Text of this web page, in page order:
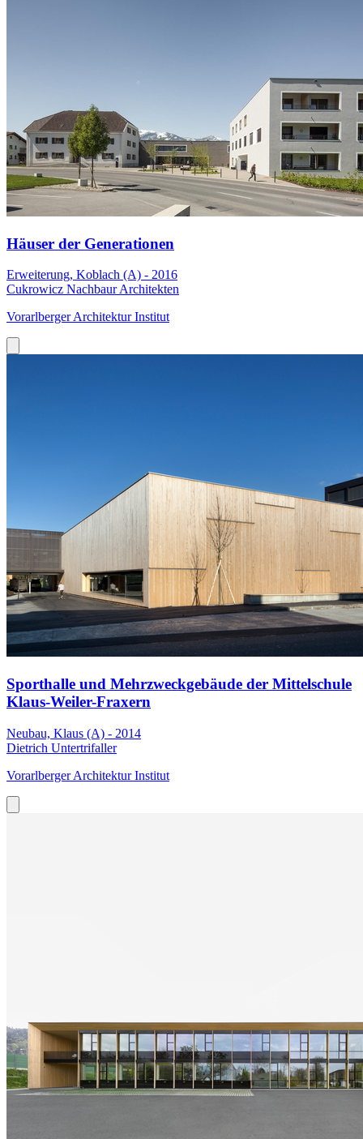
Häuser der Generationen
Erweiterung, Koblach (A) - 2016
Cukrowicz Nachbaur Architekten
Vorarlberger Architektur Institut
Sporthalle und Mehrzweckgebäude der Mittelschule
Klaus-Weiler-Fraxern
Neubau, Klaus (A) - 2014
Dietrich Untertrifaller
Vorarlberger Architektur Institut